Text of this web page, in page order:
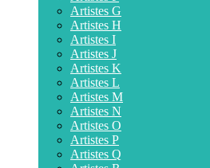
Artistes G
Artistes H
Artistes I
Artistes J
Artistes K
Artistes L
Artistes M
Artistes N
Artistes O
Artistes P
Artistes Q